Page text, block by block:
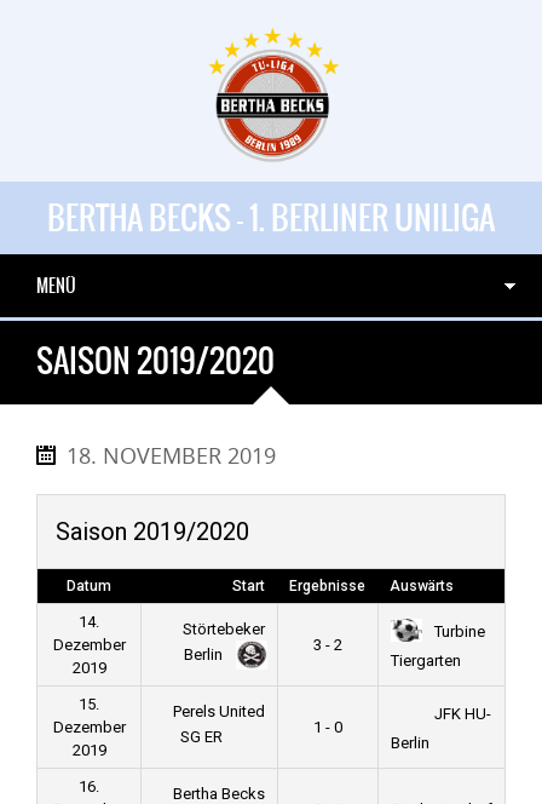
BERTHA BECKS - 1. BERLINER UNILIGA
MENÜ
SAISON 2019/2020
18. NOVEMBER 2019
Saison 2019/2020
Datum Start Ergebnisse Auswärts
14.
Dezember
2019
Störtebeker
Berlin
3 - 2
Turbine
Tiergarten
15.
Dezember
2019
Perels United
SG ER
1 - 0
JFK HU-
Berlin
16.
Bertha Becks